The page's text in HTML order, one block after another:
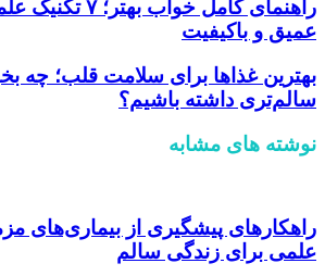
راهنمای کامل
عمیق و باکیفیت
بهترین غذاها برای سلامت قلب؛ چه
سالم‌تری داشته باشیم؟
نوشته های مشابه
علمی برای زندگی سالم